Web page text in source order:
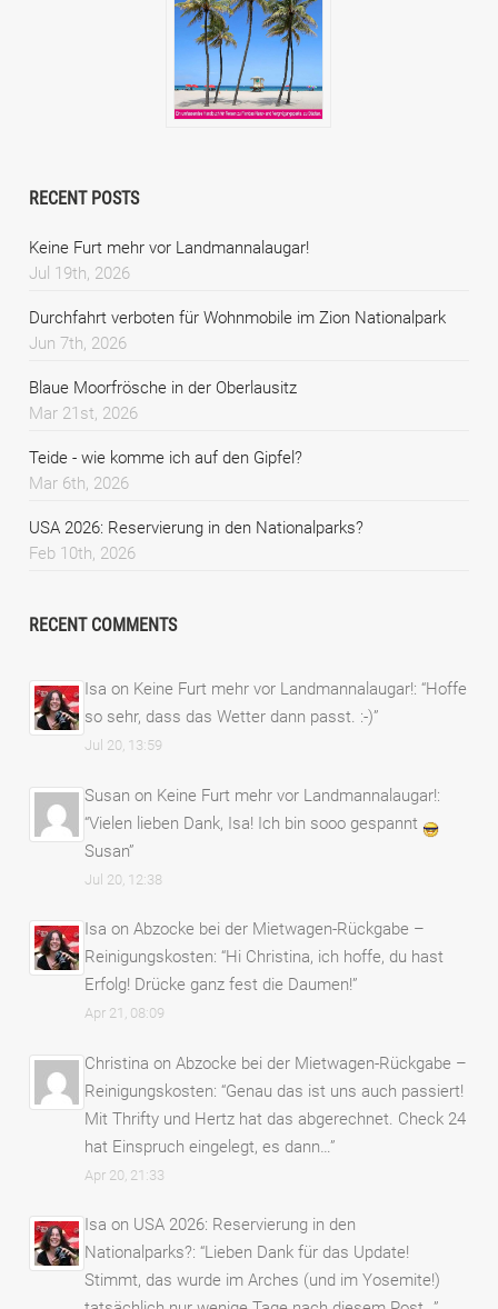
RECENT POSTS
Keine Furt mehr vor Landmannalaugar!
Jul 19th, 2026
Durchfahrt verboten für Wohnmobile im Zion Nationalpark
Jun 7th, 2026
Blaue Moorfrösche in der Oberlausitz
Mar 21st, 2026
Teide - wie komme ich auf den Gipfel?
Mar 6th, 2026
USA 2026: Reservierung in den Nationalparks?
Feb 10th, 2026
RECENT COMMENTS
Isa on Keine Furt mehr vor Landmannalaugar!: “Hoffe
so sehr, dass das Wetter dann passt. :-)”
Jul 20, 13:59
Susan on Keine Furt mehr vor Landmannalaugar!:
“Vielen lieben Dank, Isa! Ich bin sooo gespannt
Susan”
Jul 20, 12:38
Isa onAbzocke bei der Mietwagen-Rückgabe –
Reinigungskosten: “Hi Christina, ich hoffe, du hast
Erfolg! Drücke ganz fest die Daumen!”
Apr 21, 08:09
Christina onAbzocke bei der Mietwagen-Rückgabe –
Reinigungskosten: “Genau das ist uns auch passiert!
Mit Thrifty und Hertz hat das abgerechnet. Check 24
hat Einspruch eingelegt, es dann…”
Apr 20, 21:33
Isa on USA 2026: Reservierung in den
Nationalparks?: “Lieben Dank für das Update!
Stimmt, das wurde im Arches (und im Yosemite!)